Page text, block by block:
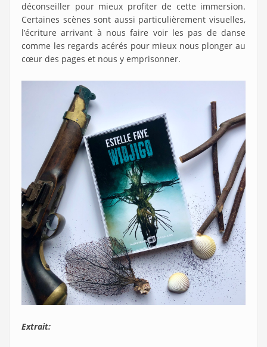
déconseiller pour mieux profiter de cette immersion.
Certaines scènes sont aussi particulièrement visuelles,
l’écriture arrivant à nous faire voir les pas de danse
comme les regards acérés pour mieux nous plonger au
cœur des pages et nous y emprisonner.
Extrait: